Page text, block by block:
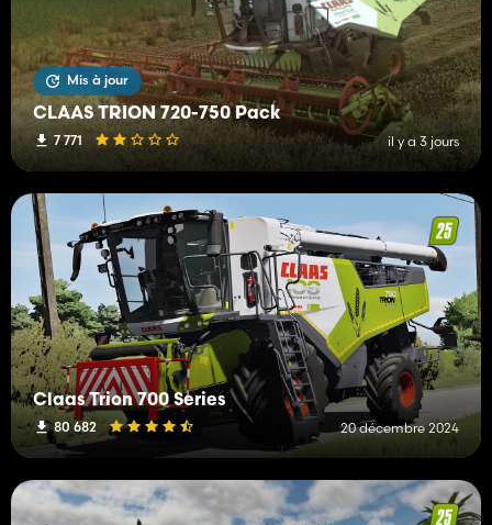
Mis à jour
CLAAS TRION 720-750 Pack
7 771 il y a 3 jours
Claas Trion 700 Series
80 682 20 décembre 2024